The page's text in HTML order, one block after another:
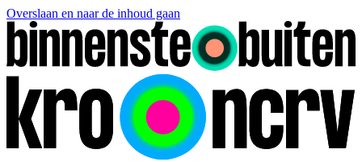
Overslaan en naar de inhoud gaan